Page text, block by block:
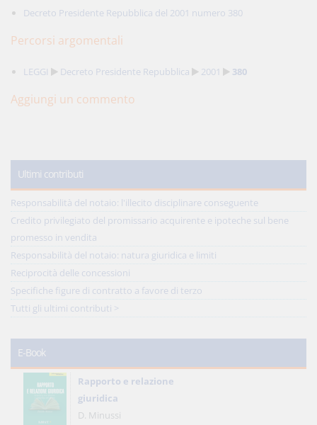
Decreto Presidente Repubblica del 2001 numero 380
Percorsi argomentali
LEGGI Decreto Presidente Repubblica 2001 380
Aggiungi un commento
Ultimi contributi
Responsabilità del notaio: l'illecito disciplinare conseguente
Credito privilegiato del promissario acquirente e ipoteche sul bene
promesso in vendita
Responsabilità del notaio: natura giuridica e limiti
Reciprocità delle concessioni
Specifiche figure di contratto a favore di terzo
Tutti gli ultimi contributi >
E-Book
Rapporto e relazione
giuridica
D. Minussi